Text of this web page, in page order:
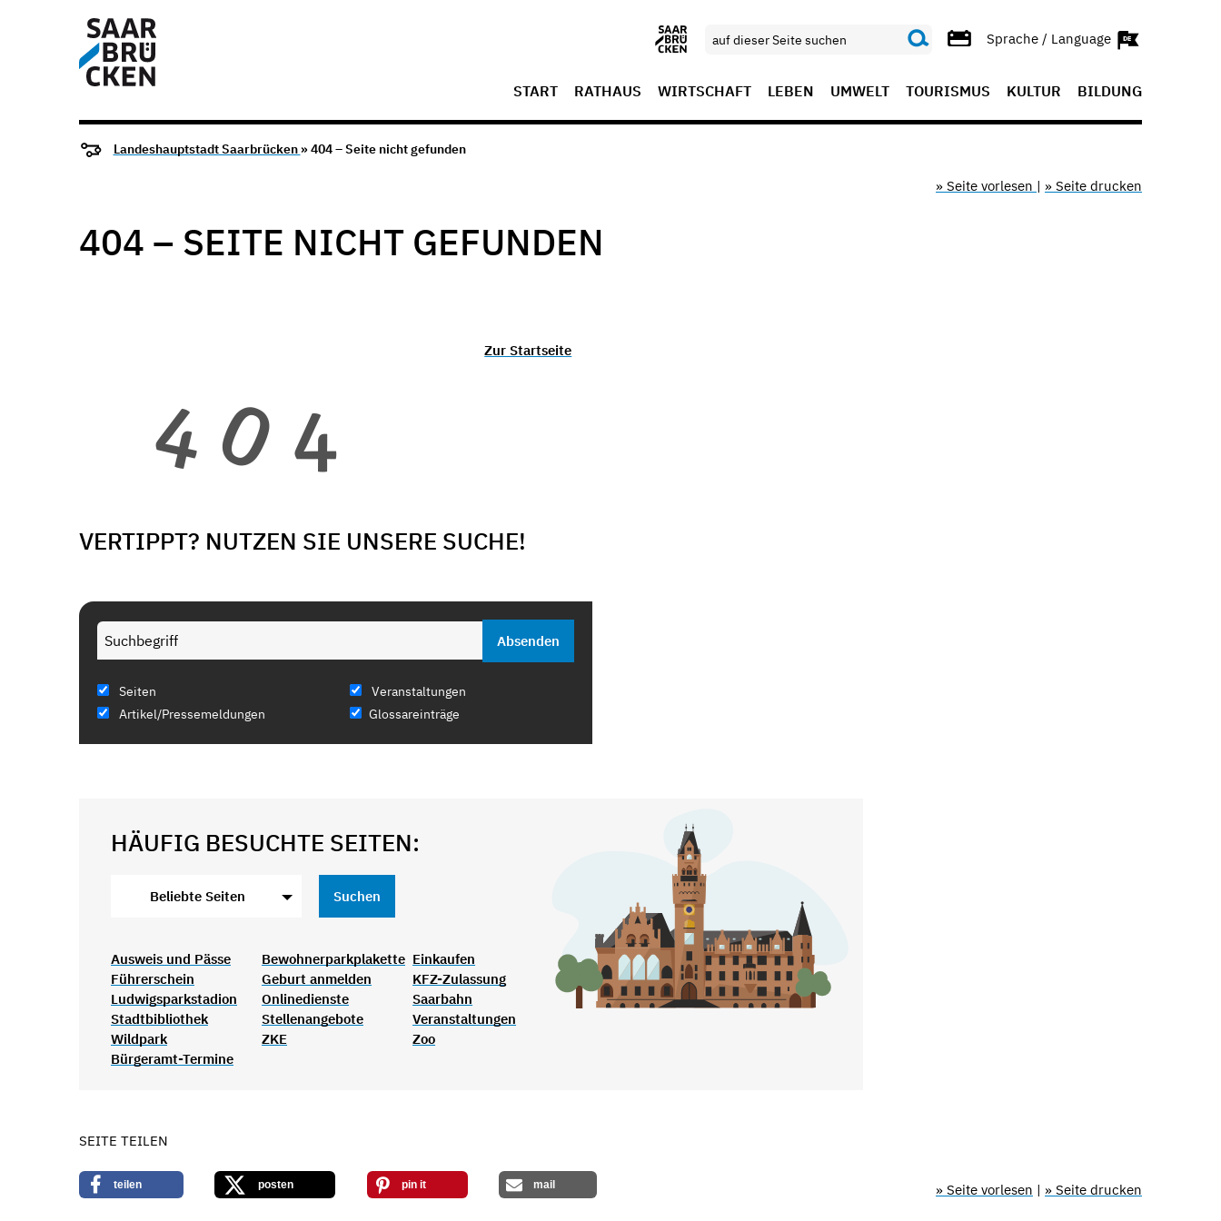
Sprache / Language
START RATHAUS WIRTSCHAFT LEBEN UMWELT TOURISMUS KULTUR BILDUNG
Landeshauptstadt Saarbrücken » 404 – Seite nicht gefunden
» Seite vorlesen | » Seite drucken
404 – SEITE NICHT GEFUNDEN
Zur Startseite
VERTIPPT? NUTZEN SIE UNSERE SUCHE!
Seiten
Veranstaltungen
Artikel/Pressemeldungen
Glossareinträge
HÄUFIG BESUCHTE SEITEN:
Beliebte Seiten Suchen
Ausweis und Pässe
Führerschein
Ludwigsparkstadion
Stadtbibliothek
Wildpark
Bürgeramt-Termine
Bewohnerparkplakette
Geburt anmelden
Onlinedienste
Stellenangebote
ZKE
Einkaufen
KFZ-Zulassung
Saarbahn
Veranstaltungen
Zoo
SEITE TEILEN
teilen posten pin it mail » Seite vorlesen | » Seite drucken